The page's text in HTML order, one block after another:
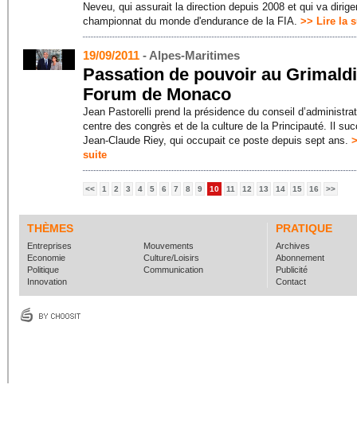
Neveu, qui assurait la direction depuis 2008 et qui va
championnat du monde d'endurance de la FIA. >> Lire la
19/09/2011 - Alpes-Maritimes
Passation de pouvoir au Grimaldi
Forum de Monaco
Jean Pastorelli prend la présidence du conseil
centre des congrès et de la culture de la Principauté. Il
Jean-Claude Riey, qui occupait ce poste depuis sept ans.
suite
<< 1 2 3 4 5 6 7 8 9 10 11 12 13 14 15 16 >>
THÈMES PRATIQUE
Entreprises
Economie
Politique
Innovation
Mouvements
Culture/Loisirs
Communication
Archives
Abonnement
Publicité
Contact